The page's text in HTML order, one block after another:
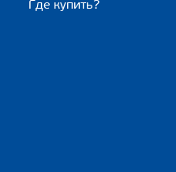
Где купить?